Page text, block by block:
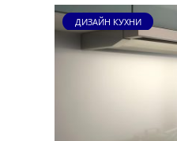
ДИЗАЙН КУХНИ